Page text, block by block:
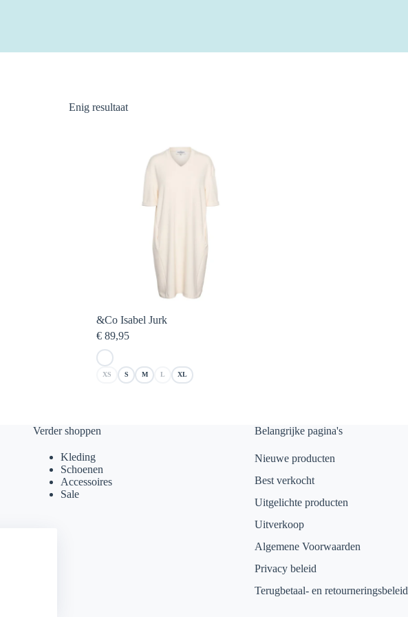
Enig resultaat
&Co Isabel Jurk
€ 89,95
XS S M L XL
Verder shoppen
Kleding
Schoenen
Accessoires
Sale
Belangrijke pagina's
Nieuwe producten
Best verkocht
Uitgelichte producten
Uitverkoop
Algemene Voorwaarden
Privacy beleid
Terugbetaal- en retourneringsbeleid